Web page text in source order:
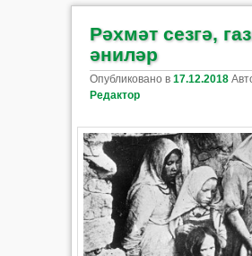
Рәхмәт сезгә,
әниләр
Опубликовано в 17.12.2018
Редактор